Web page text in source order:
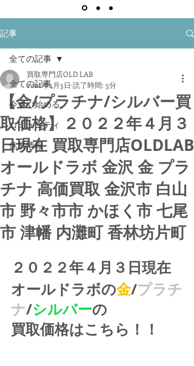
記事
全ての記事
今すぐ始める
コミュニティ
休業情報
全ての記事
【金/プラチナ/シルバー買
取価格】２０２２年４月３
日現在 買取専門店OLDLAB
オールドラボ 金沢 金 プラ
チナ 高価買取 金沢市 白山
市 野々市市 かほく市 七尾
市 津幡 内灘町 香林坊片町
買取専門店OLD LAB
2022年4月3日 読了時間: 5分
２０２２年４月３日現在
オールドラボの金/プラチ
ナ/シルバーの
買取価格はこちら！！